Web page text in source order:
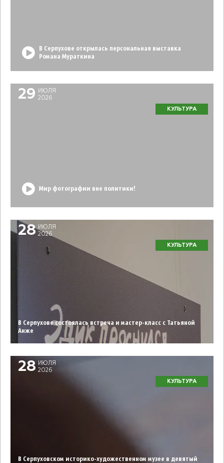
В Серпухове открылась персональная выставка
Романа Мураткина
29
ИЮЛЯ
2026
КУЛЬТУРА
Мир фотографии вне политики!
28 ИЮЛЯ
2026
КУЛЬТУРА
В Серпухове состоялась встреча и мастер-класс с Татьяной
Анже
28 ИЮЛЯ
2026
КУЛЬТУРА
В Серпуховском историко-художественном музее в девятый